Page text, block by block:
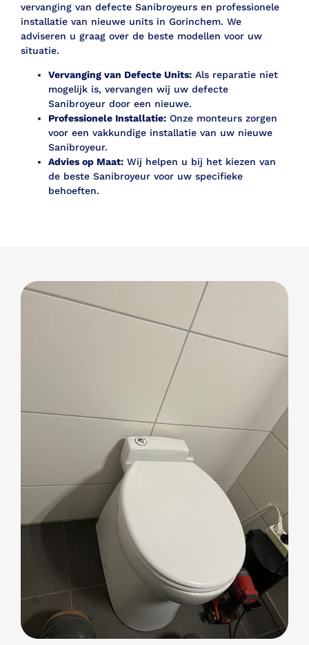
vervanging van defecte Sanibroyeurs en professionele
installatie van nieuwe units in Gorinchem. We
adviseren u graag over de beste modellen voor uw
situatie.
Vervanging van Defecte Units: Als reparatie niet
mogelijk is, vervangen wij uw defecte
Sanibroyeur door een nieuwe.
Professionele Installatie: Onze monteurs zorgen
voor een vakkundige installatie van uw nieuwe
Sanibroyeur.
Advies op Maat: Wij helpen u bij het kiezen van
de beste Sanibroyeur voor uw specifieke
behoeften.